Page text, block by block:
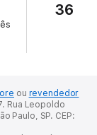
36
ou revendedor
Rua Leopoldo
Paulo, SP. CEP: